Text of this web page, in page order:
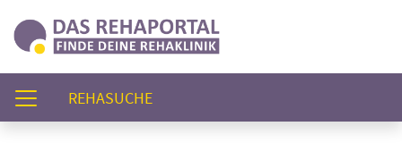
REHASUCHE(AKTUELL)